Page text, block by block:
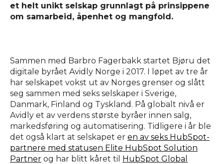
et helt unikt selskap grunnlagt på prinsippene
om samarbeid, åpenhet og mangfold.
Sammen med Barbro Fagerbakk startet Bjøru det
digitale byrået Avidly Norge i 2017. I løpet av tre år
har selskapet vokst ut av Norges grenser og slått
seg sammen med seks selskaper i Sverige,
Danmark, Finland og Tyskland. På globalt nivå er
Avidly et av verdens største byråer innen salg,
markedsføring og automatisering. Tidligere i år ble
det også klart at selskapet er en av seks HubSpot-
partnere med statusen Elite HubSpot Solution
Partner og har blitt kåret til HubSpot Global